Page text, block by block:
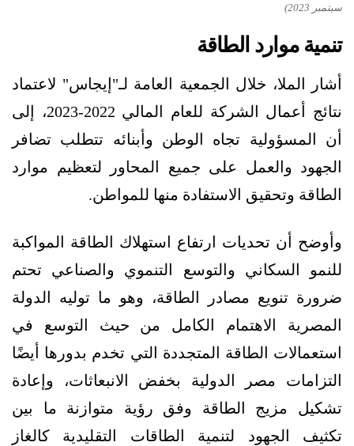
سبتمبر 2023)
تنمية موارد الطاقة
أشار الملا، خلال الجمعية العامة لـ"إيجاس" لاعتماد
نتائج أعمال الشركة للعام المالي 2022-2023، إلى
أن المسؤولية تجاه الوطن وأبنائه تتطلب تضافر
الجهود والعمل على جميع المحاور لتعظيم موارد
الطاقة وتحقيق الاستفادة منها للمواطن.
وأوضح أن تحديات ارتفاع استهلاك الطاقة المواكبة
للنمو السكاني والتوسع التنموي والصناعي تحتم
ضرورة تنويع مصادر الطاقة، وهو ما توليه الدولة
المصرية الاهتمام الكامل من حيث التوسع في
استعمالات الطاقة المتجددة التي تخدم بدورها أيضًا
التزامات مصر الدولية بخفض الانبعاثات، وإعادة
تشكيل مزيج الطاقة وفق رؤية متوازنة ما بين
تكثيف الجهود لتنمية الطاقات التقليدية كالغاز